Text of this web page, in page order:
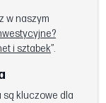
w naszym
i sztabek”.
są kluczowe dla